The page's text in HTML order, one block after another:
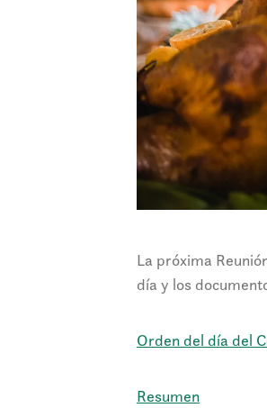
La próxima
día y los
Orden del día del
Resumen